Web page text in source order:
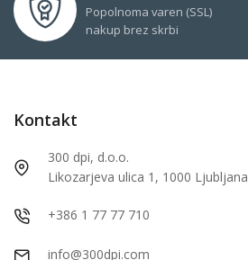
Popolnoma varen (SSL)
nakup brez skrbi
Kontakt
300 dpi, d.o.o.
Likozarjeva ulica 1, 1000 Ljubljana
+386 1 77 77 710
info@300dpi.com